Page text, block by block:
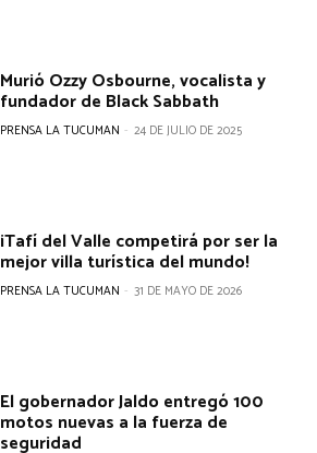
Murió Ozzy Osbourne, vocalista y
fundador de Black Sabbath
PRENSA LA TUCUMAN - 24 DE JULIO DE 2025
¡Tafí del Valle competirá por ser la
mejor villa turística del mundo!
PRENSA LA TUCUMAN - 31 DE MAYO DE 2026
El gobernador Jaldo entregó 100
motos nuevas a la fuerza de
seguridad